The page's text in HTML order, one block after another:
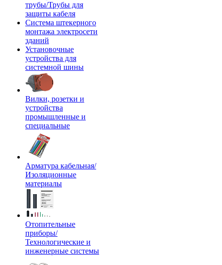
трубы/Трубы для
защиты кабеля
Система штекерного
монтажа электросети
зданий
Установочные
устройства для
системной шины
Вилки, розетки и
устройства
промышленные и
специальные
Арматура кабельная/
Изоляционные
материалы
Отопительные
приборы/
Технологические и
инженерные системы